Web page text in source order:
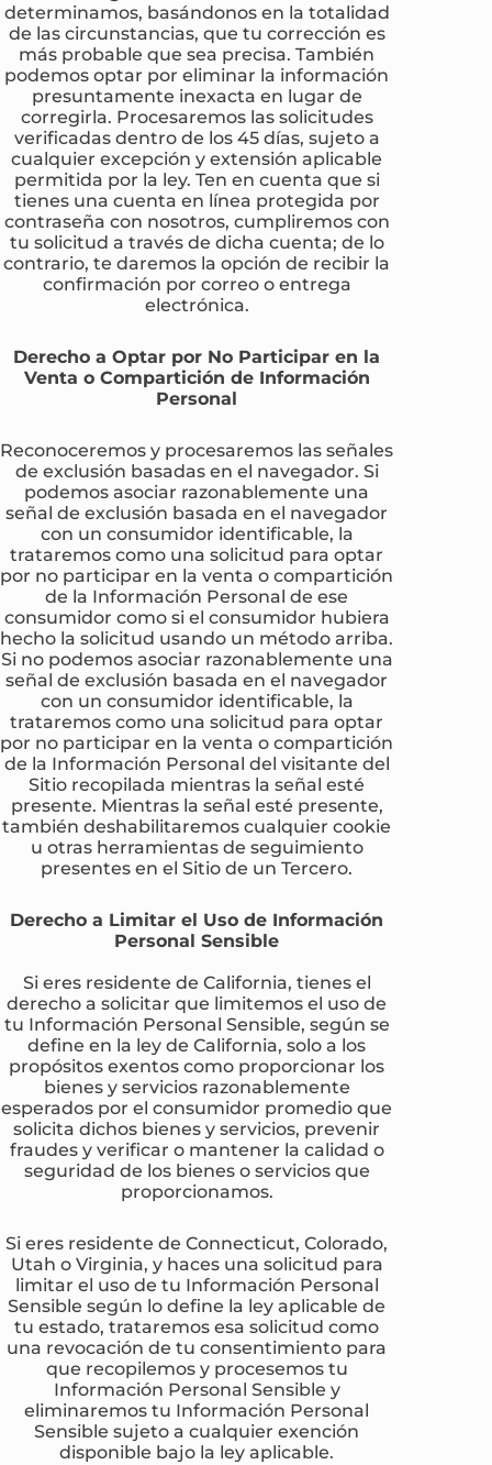
determinamos, basándonos en la totalidad
de las circunstancias, que tu corrección es
más probable que sea precisa. También
podemos optar por eliminar la información
presuntamente inexacta en lugar de
corregirla. Procesaremos las solicitudes
verificadas dentro de los 45 días, sujeto a
cualquier excepción y extensión aplicable
permitida por la ley. Ten en cuenta que si
tienes una cuenta en línea protegida por
contraseña con nosotros, cumpliremos con
tu solicitud a través de dicha cuenta; de lo
contrario, te daremos la opción de recibir la
confirmación por correo o entrega
electrónica.
Derecho a Optar por No Participar en la
Venta o Compartición de Información
Personal
Reconoceremos y procesaremos las señales
de exclusión basadas en el navegador. Si
podemos asociar razonablemente una
señal de exclusión basada en el navegador
con un consumidor identificable, la
trataremos como una solicitud para optar
por no participar en la venta o compartición
de la Información Personal de ese
consumidor como si el consumidor hubiera
hecho la solicitud usando un método arriba.
Si no podemos asociar razonablemente una
señal de exclusión basada en el navegador
con un consumidor identificable, la
trataremos como una solicitud para optar
por no participar en la venta o compartición
de la Información Personal del visitante del
Sitio recopilada mientras la señal esté
presente. Mientras la señal esté presente,
también deshabilitaremos cualquier cookie
u otras herramientas de seguimiento
presentes en el Sitio de un Tercero.
Derecho a Limitar el Uso de Información
Personal Sensible
Si eres residente de California, tienes el
derecho a solicitar que limitemos el uso de
tu Información Personal Sensible, según se
define en la ley de California, solo a los
propósitos exentos como proporcionar los
bienes y servicios razonablemente
esperados por el consumidor promedio que
solicita dichos bienes y servicios, prevenir
fraudes y verificar o mantener la calidad o
seguridad de los bienes o servicios que
proporcionamos.
Si eres residente de Connecticut, Colorado,
Utah o Virginia, y haces una solicitud para
limitar el uso de tu Información Personal
Sensible según lo define la ley aplicable de
tu estado, trataremos esa solicitud como
una revocación de tu consentimiento para
que recopilemos y procesemos tu
Información Personal Sensible y
eliminaremos tu Información Personal
Sensible sujeto a cualquier exención
disponible bajo la ley aplicable.